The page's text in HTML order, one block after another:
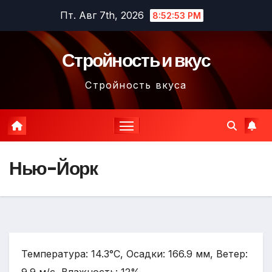
содержимому
Пт. Авг 7th, 2026 8:52:54 PM
Стройность и вкус
Стройность вкуса
Нью-Йорк
Температура: 14.3°C, Осадки: 166.9 мм, Ветер: